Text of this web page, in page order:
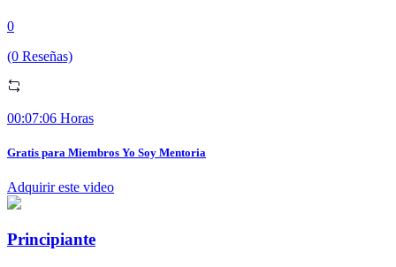
0
(0 Reseñas)
00:07:06 Horas
Gratis para Miembros Yo Soy Mentoria
Adquirir este video
Principiante